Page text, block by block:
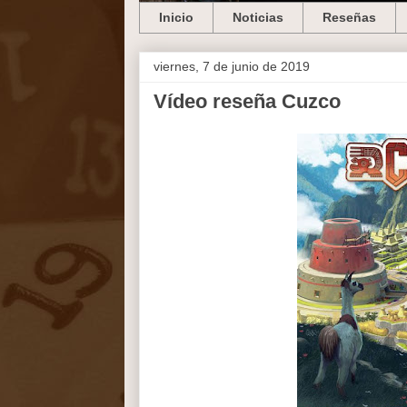
Inicio Noticias Reseñas
viernes, 7 de junio de 2019
Vídeo reseña Cuzco